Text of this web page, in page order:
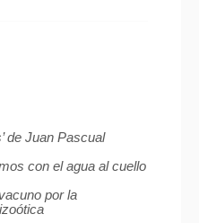
de Juan Pascual
con el agua al cuello
por la